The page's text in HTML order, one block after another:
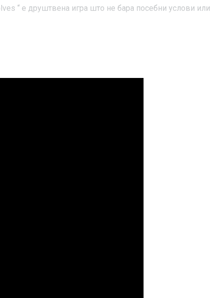
“ е друштвена игра што не бара посебни услови или